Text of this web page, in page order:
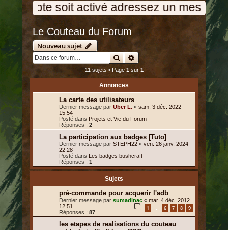
c
e
soit activé adressez un message à
Le Couteau du Forum
Nouveau sujet
RechercherRecherche avancée
11 sujets • Page 1sur 1
Annonces
La carte des utilisateurs
Dernier message par Über L. « sam. 3 déc. 2022
15:54
Posté dans Projets et Vie du Forum
Réponses : 2
La participation aux badges [Tuto]
Dernier message par STEPH22 « ven. 26 janv. 2024
22:28
Posté dans Les badges bushcraft
Réponses : 1
Sujets
pré-commande pour acquerir l'adb
Dernier message par sumadinac « mar. 4 déc. 2012
12:51
Réponses : 87
1 … 6 7 8 9
les etapes de realisations du couteau